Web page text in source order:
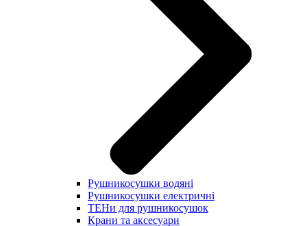
Рушникосушки водяні
Рушникосушки електричні
ТЕНи для рушникосушок
Крани та аксесуари